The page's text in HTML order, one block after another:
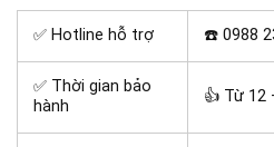
✅ Hotline hỗ trợ ☎️ 0988
✅ Thời gian bảo
hành
👍 Từ 12